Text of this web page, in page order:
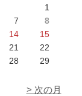
1
7
8
14
15
21
22
28
29
> 次の月